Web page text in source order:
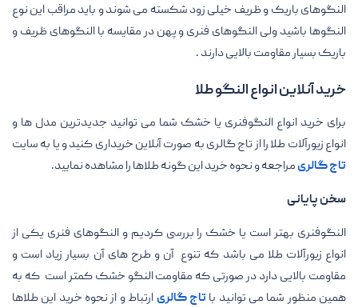
النگوهای باریک و ظریف خیلی زود شکسته می شوند و باید مراقب این نوع
النگوها باشید ولی النگوهای فنری و پهن در مقایسه با النگوهای ظریف و
باریک بسیار مقاومت بالایی دارند .
خرید آنلاین انواع النگو طلا
برای خرید انواع النگوفنری یا خشک شما می توانید جدیدترین مدل ها و
انواع زیورآلات طلا را از تاج گالری به صورت آنلاین خریداری کنید و یا به سایت
تاج گالریمراجعه و نحوه خرید این گونه طلاها را مشاهده نمایید.
سخن پایانی
النگوفنری بهتر است یا خشک را بررسی کردیم و النگوهای فنری یکی از
انواع زیورآلات طلا می باشد که تنوع آن و طرح های آن بسیار زیاد است و
مقاومت بالایی دارد در صورتی که مقاومت النگو خشک کمتر است که به
همین منظور شما می توانید با تاج گالری ارتباط و از نحوه خرید این طلاها